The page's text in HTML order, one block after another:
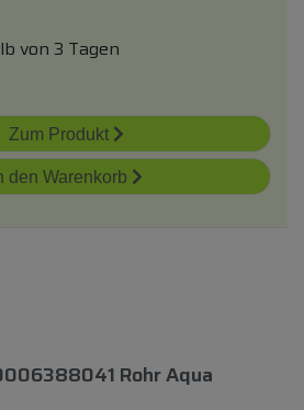
von 3 Tagen
Zum Produkt
den Warenkorb
Rohr Aqua